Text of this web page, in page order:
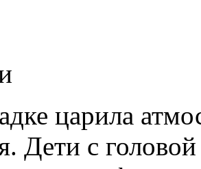
царила
Дети с